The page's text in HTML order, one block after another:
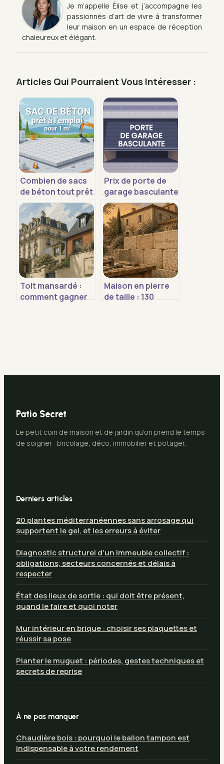
Je m’appelle Élise et j’accompagne les
passionnés d’art de vivre à transformer
leur maison en un espace de réception
chaleureux et élégant.
Articles Qui Pourraient Vous Intéresser :
Combien de sacs
de béton tout prêt
pour 1 m² : calculs
simples et
exemples
concrets
Prix de porte de
garage basculante
: budgets, écarts
et bons choix
Toit mansardé :
comment gagner
Maison en pierre
de taille : 130
Patio Secret
Le petit coin de maison et de jardin qu'on prend le temps
de soigner : bricolage, déco, immobilier et potager.
Derniers articles
20 plantes méditerranéennes sans arrosage qui
supportent le gel, et les erreurs à éviter
Diagnostic structurel d’un immeuble collectif :
obligations, secteurs concernés et délais à
respecter
État des lieux de sortie : qui doit être présent,
quand le faire et quoi noter
Mur intérieur en brique : choisir ses plaquettes et
réussir sa pose
Planter le muguet : périodes, gestes techniques et
secrets de reprise
À ne pas manquer
Chaudière bois : pourquoi le ballon tampon est
indispensable à votre rendement